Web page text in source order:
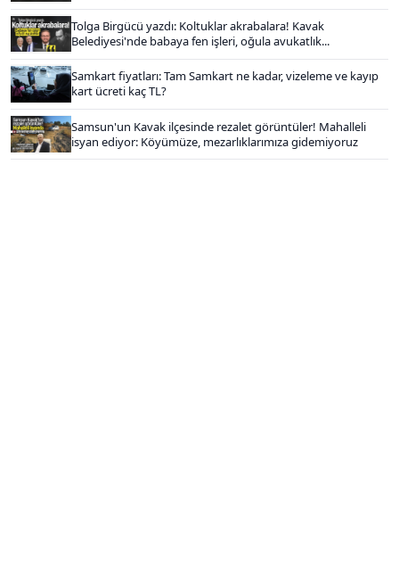
Tolga Birgücü yazdı: Koltuklar akrabalara! Kavak
Belediyesi'nde babaya fen işleri, oğula avukatlık...
Samkart fiyatları: Tam Samkart ne kadar, vizeleme ve kayıp
kart ücreti kaç TL?
Samsun'un Kavak ilçesinde rezalet görüntüler! Mahalleli
isyan ediyor: Köyümüze, mezarlıklarımıza gidemiyoruz